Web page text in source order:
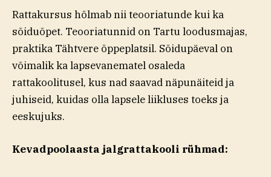
Rattakursus hõlmab nii teooriatunde kui ka
sõiduõpet. Teooriatunnid on Tartu loodusmajas,
praktika Tähtvere õppeplatsil. Sõidupäeval on
võimalik ka lapsevanematel osaleda
rattakoolitusel, kus nad saavad näpunäiteid ja
juhiseid, kuidas olla lapsele liikluses toeks ja
eeskujuks.
Kevadpoolaasta jalgrattakooli rühmad: